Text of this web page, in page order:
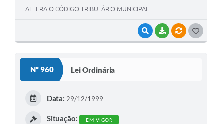
Enquete
Contato
VISUALIZAR
BAIXARVÍNCULOS
ALTERA O CÓDIGO TRIBUTÁRIO MUNICIPAL.
Nº 960 Lei Ordinária
Data: 29/12/1999
Situação: EM VIGOR